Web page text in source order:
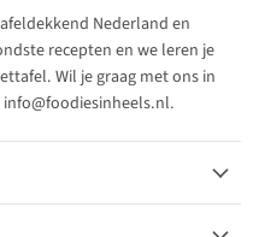
Nederland en
recepten en we leren je
Wil je graag met ons in